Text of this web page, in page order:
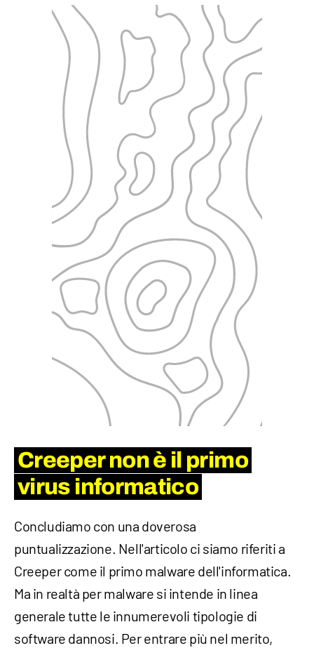
Creeper non è il primo
virus informatico
Concludiamo con una doverosa
puntualizzazione. Nell'articolo ci siamo riferiti a
Creeper come il primo malware dell'informatica.
Ma in realtà per malware si intende in linea
generale tutte le innumerevoli tipologie di
software dannosi. Per entrare più nel merito,